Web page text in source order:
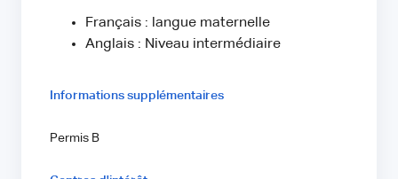
Français : langue maternelle
Anglais : Niveau intermédiaire
Informations supplémentaires
Permis B